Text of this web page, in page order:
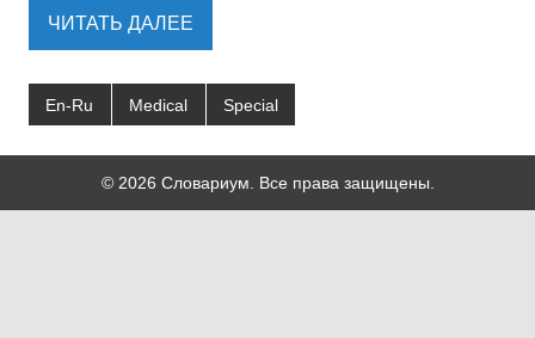
ЧИТАТЬ ДАЛЕЕ
En-Ru Medical Special
© 2026 Словариум. Все права защищены.